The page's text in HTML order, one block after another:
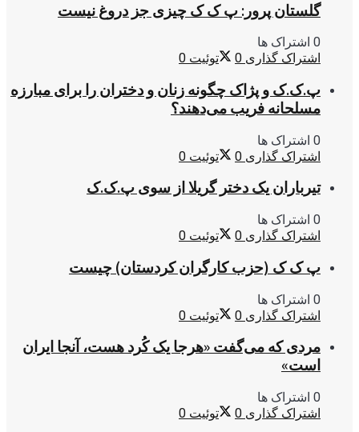
گلستان پرور: پ ک ک چیزی جز دروغ نیست
0 اشتراک ها
اشتراک گذاری 0 توئیت 0
پ.ک.ک و پژاک چگونه زنان و دختران را برای مبارزه
مسلحانه فریب می‌دهند؟
0 اشتراک ها
اشتراک گذاری 0 توئیت 0
تیرباران یک دختر گریلا از سوی پ.ک.ک
0 اشتراک ها
اشتراک گذاری 0 توئیت 0
پ ک ک (حزب کارگران کردستان) چیست
0 اشتراک ها
اشتراک گذاری 0 توئیت 0
مردی که می‌گفت «هرجا یک کُرد هست، آنجا ایران
است»
0 اشتراک ها
اشتراک گذاری 0 توئیت 0